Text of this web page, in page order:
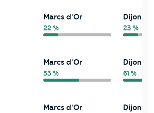
Marcs d'Or
22 %
Dijon
23 %
Marcs d'Or
53 %
Dijon
61 %
Marcs d'Or Dijon